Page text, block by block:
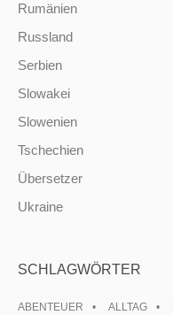
Rumänien
Russland
Serbien
Slowakei
Slowenien
Tschechien
Übersetzer
Ukraine
SCHLAGWÖRTER
ABENTEUER ALLTAG